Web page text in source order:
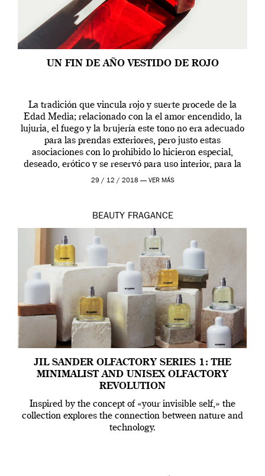
UN FIN DE AÑO VESTIDO DE ROJO
La tradición que vincula rojo y suerte procede de la
Edad Media; relacionado con la el amor encendido, la
lujuria, el fuego y la brujería este tono no era adecuado
para las prendas exteriores, pero justo estas
asociaciones con lo prohibido lo hicieron especial,
deseado, erótico y se reservó para uso interior, para la
ropa […]
29 / 12 / 2018 — VER MÁS
BEAUTY FRAGANCE
JIL SANDER OLFACTORY SERIES 1: THE
MINIMALIST AND UNISEX OLFACTORY
REVOLUTION
Inspired by the concept of «your invisible self,» the
collection explores the connection between nature and
technology.